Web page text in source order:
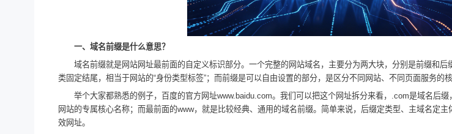
一、域名前缀是什么意思？
域名前缀就是网站网址最前面的自定义标识部分。一个完整的网站域名，主要分为两大块，分别是前缀和
类固定结尾，相当于网站的“身份类型标签”；而前缀是可以自由设置的部分，是区分不同网站、不同页面服务的核
举个大家都熟悉的例子，百度的官方网址www.baidu.com。我们可以把这个网址拆分来看，.com是域名后
网站的专属核心名称；而最前面的www，就是比较经典、通用的域名前缀。简单来说，后缀定类型、主域名定
效网址。